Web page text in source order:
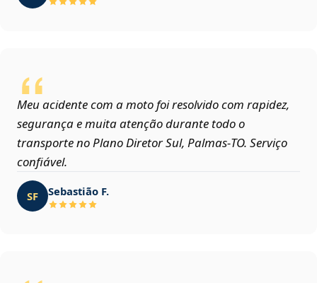
Meu acidente com a moto foi resolvido com rapidez,
segurança e muita atenção durante todo o
transporte no Plano Diretor Sul, Palmas‑TO. Serviço
confiável.
SF Sebastião F.